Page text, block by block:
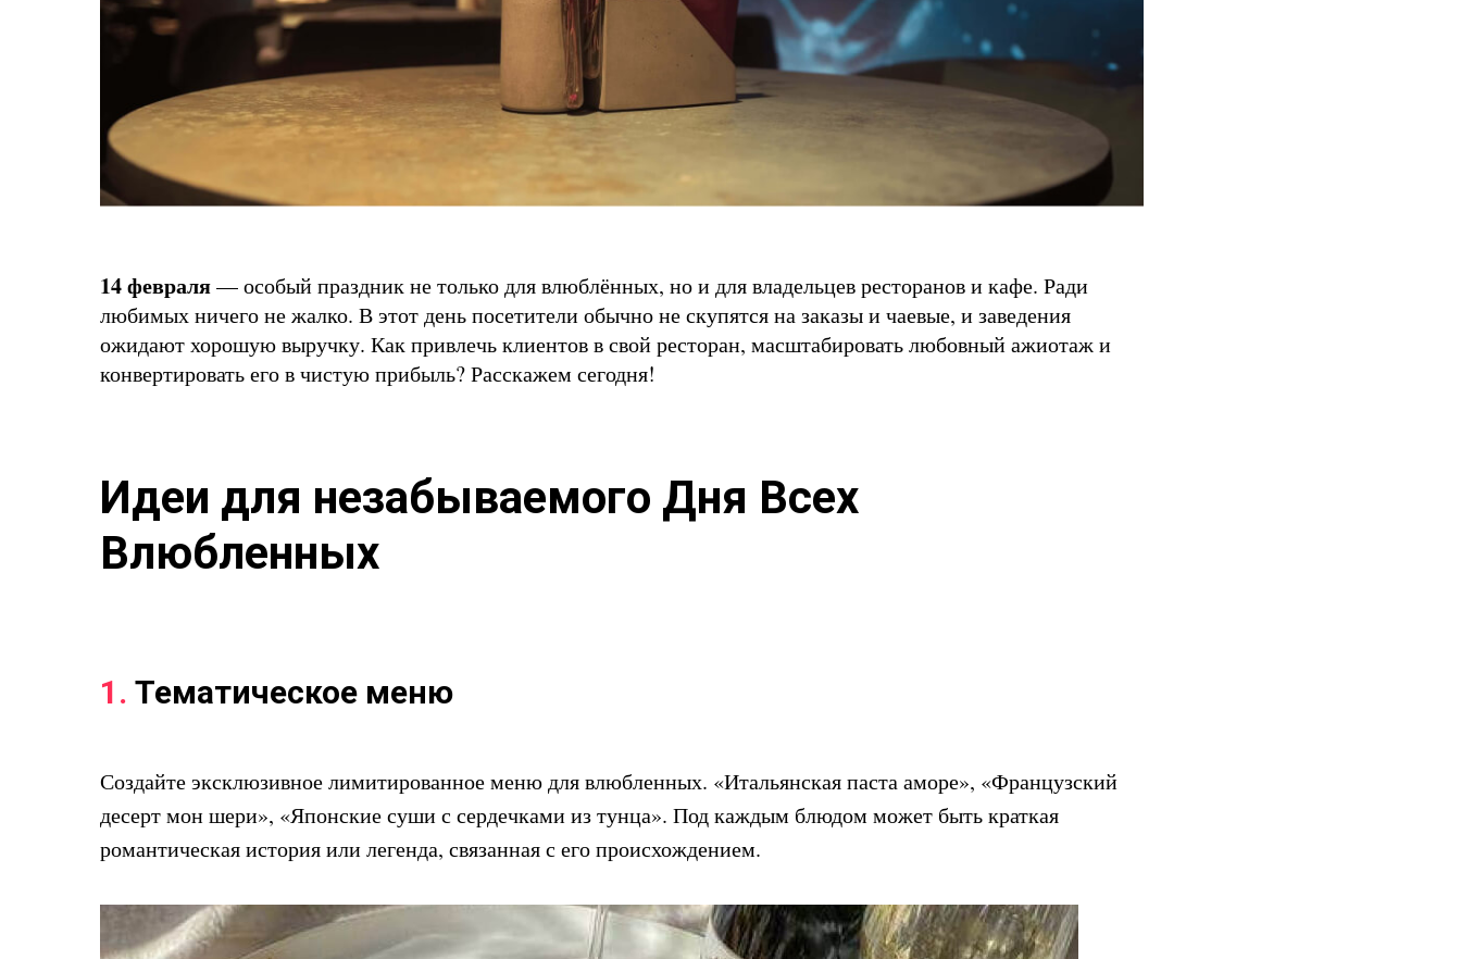
14 февраля— особый праздник не только для влюблённых, но и для владельцев ресторанов и кафе. Ради
любимых ничего не жалко. В этот день посетители обычно не скупятся на заказы и чаевые, и заведения
ожидают хорошую выручку. Как привлечь клиентов в свой ресторан, масштабировать любовный ажиотаж и
конвертировать его в чистую прибыль? Расскажем сегодня!
Идеи для незабываемого Дня Всех
Влюбленных
1. Тематическое меню
Создайте эксклюзивное лимитированное меню для влюбленных. «Итальянская паста аморе», «Французский
десерт мон шери», «Японские суши с сердечками из тунца». Под каждым блюдом может быть краткая
романтическая история или легенда, связанная с его происхождением.